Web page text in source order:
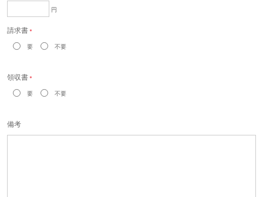
円
請求書 ＊
要 不要
領収書 ＊
要 不要
備考